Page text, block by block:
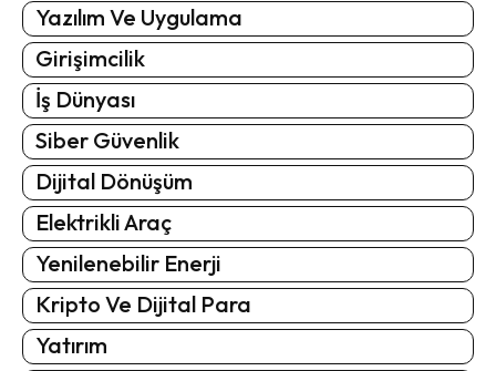
Yazılım Ve Uygulama
Girişimcilik
İş Dünyası
Siber Güvenlik
Dijital Dönüşüm
Elektrikli Araç
Yenilenebilir Enerji
Kripto Ve Dijital Para
Yatırım